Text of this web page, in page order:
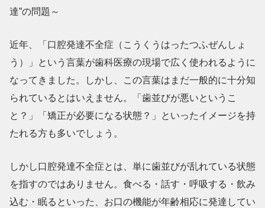
達”の問題 ～
近年、「口腔発達不全症（こうくうはったつふぜんしょ
う）」という言葉が歯科医療の現場で広く使われるように
なってきました。しかし、この言葉はまだ一般的に十分知
られているとはいえません。「歯並びが悪いというこ
と？」「矯正が必要になる状態？」といったイメージを持
たれる方も多いでしょう。
しかし口腔発達不全症とは、単に歯並びが乱れている状態
を指すのではありません。 食べる・話す・呼吸する・飲み
込む・眠るといった、お口の機能が年齢相応に発達してい